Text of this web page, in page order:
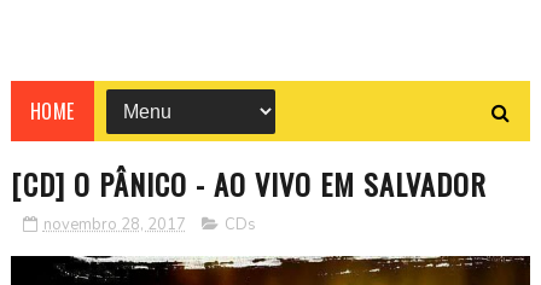
HOME
[CD] O PÂNICO - AO VIVO EM SALVADOR
novembro 28, 2017 CDs